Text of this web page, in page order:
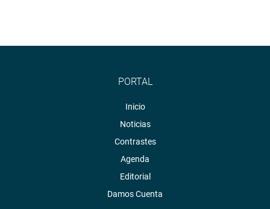
PORTAL
Inicio
Noticias
Contrastes
Agenda
Editorial
Damos Cuenta